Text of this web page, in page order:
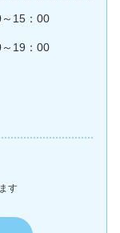
15：00
19：00
す